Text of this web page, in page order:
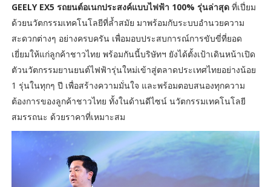
GEELY EX5 รถยนต์อเนกประสงค์แบบไฟฟ้า 100% รุ่นล่าสุด ที่เปี่ยม
ด้วยนวัตกรรมเทคโนโลยีที่ล้ำสมัย มาพร้อมกับระบบอำนวยความ
สะดวกต่างๆ อย่างครบครัน เพื่อมอบประสบการณ์การขับขี่ที่ยอด
เยี่ยมให้แก่ลูกค้าชาวไทย พร้อมกันนี้บริษัทฯ ยังได้ตั้งเป้าเดินหน้าเปิด
ตัวนวัตกรรมยานยนต์ไฟฟ้ารุ่นใหม่เข้าสู่ตลาดประเทศไทยอย่างน้อย
1 รุ่นในทุกๆ ปี เพื่อสร้างความมั่นใจ และพร้อมตอบสนองทุกความ
ต้องการของลูกค้าชาวไทย ทั้งในด้านดีไซน์ นวัตกรรมเทคโนโลยี
สมรรถนะ ด้วยราคาที่เหมาะสม